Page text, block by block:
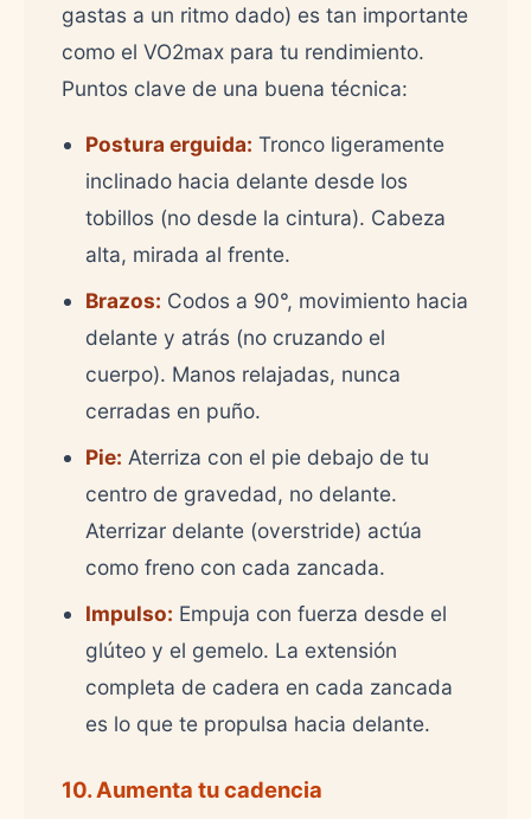
gastas a un ritmo dado) es tan importante
como el VO2max para tu rendimiento.
Puntos clave de una buena técnica:
Postura erguida: Tronco ligeramente
inclinado hacia delante desde los
tobillos (no desde la cintura). Cabeza
alta, mirada al frente.
Brazos: Codos a 90°, movimiento hacia
delante y atrás (no cruzando el
cuerpo). Manos relajadas, nunca
cerradas en puño.
Pie: Aterriza con el pie debajo de tu
centro de gravedad, no delante.
Aterrizar delante (overstride) actúa
como freno con cada zancada.
Impulso: Empuja con fuerza desde el
glúteo y el gemelo. La extensión
completa de cadera en cada zancada
es lo que te propulsa hacia delante.
10. Aumenta tu cadencia